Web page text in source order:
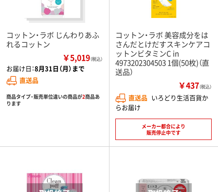
コットン・ラボ じんわりあふ
れるコットン
￥5,019（税込）
お届け日：8月31日（月）まで
直送品
商品タイプ・販売単位違いの商品が2商品あ
ります
コットン・ラボ 美容成分をは
さんだとけだすスキンケアコ
ットンビタミンC in
4973202304503 1個(50枚)（直
送品）
￥437（税込）
直送品 いろどり生活百貨か
らお届け
メーカー都合により
販売停止中です